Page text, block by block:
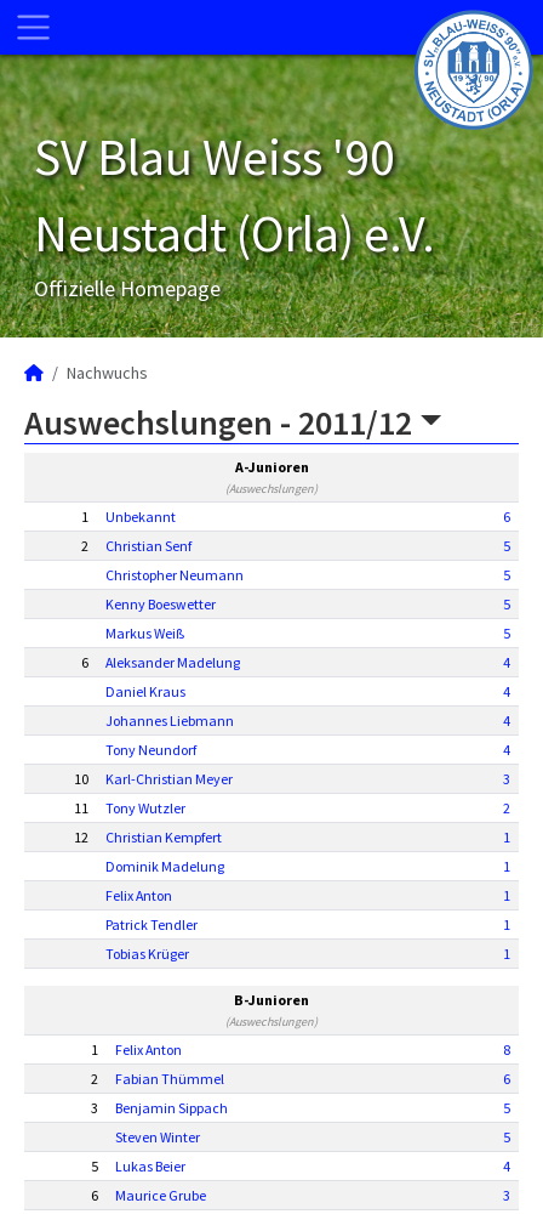
SV Blau Weiss '90
Neustadt (Orla) e.V.
Offizielle Homepage
Nachwuchs
Auswechslungen - 2011/12
A-Junioren
(Auswechslungen)
1 Unbekannt
6
2
Christian Senf
5
Christopher Neumann
5
Kenny Boeswetter
5
Markus Weiß
5
6
Aleksander Madelung
4
Daniel Kraus
4
Johannes Liebmann
4
Tony Neundorf
4
10
Karl-Christian Meyer
3
11
Tony Wutzler
2
12
Christian Kempfert
1
Dominik Madelung
1
Felix Anton
1
Patrick Tendler
1
Tobias Krüger
1
B-Junioren
(Auswechslungen)
1 Felix Anton
8
2
Fabian Thümmel
6
3
Benjamin Sippach
5
Steven Winter
5
5
Lukas Beier
4
6
Maurice Grube
3